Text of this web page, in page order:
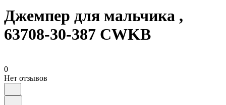
Джемпер для мальчика ,
63708-30-387 CWKB
0
Нет отзывов